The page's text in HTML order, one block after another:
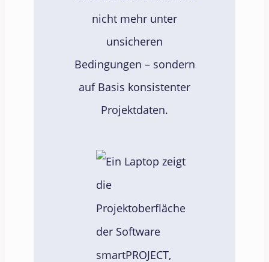
nicht mehr unter
unsicheren
Bedingungen – sondern
auf Basis konsistenter
Projektdaten.